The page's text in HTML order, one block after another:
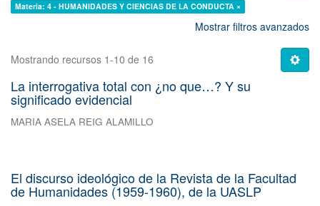
Materia: 4 - HUMANIDADES Y CIENCIAS DE LA CONDUCTA ×
Mostrar filtros avanzados
Mostrando recursos 1-10 de 16
La interrogativa total con ¿no que…? Y su
significado evidencial
MARIA ASELA REIG ALAMILLO
El discurso ideológico de la Revista de la Facultad
de Humanidades (1959-1960), de la UASLP